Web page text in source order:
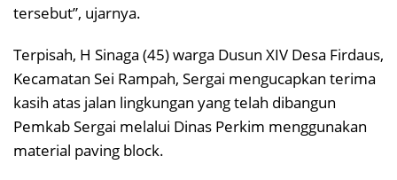
tersebut”, ujarnya.
Terpisah, H Sinaga (45) warga Dusun XIV Desa Firdaus,
Kecamatan Sei Rampah, Sergai mengucapkan terima
kasih atas jalan lingkungan yang telah dibangun
Pemkab Sergai melalui Dinas Perkim menggunakan
material paving block.